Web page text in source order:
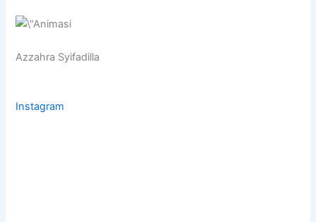
Azzahra Syifadilla
Instagram